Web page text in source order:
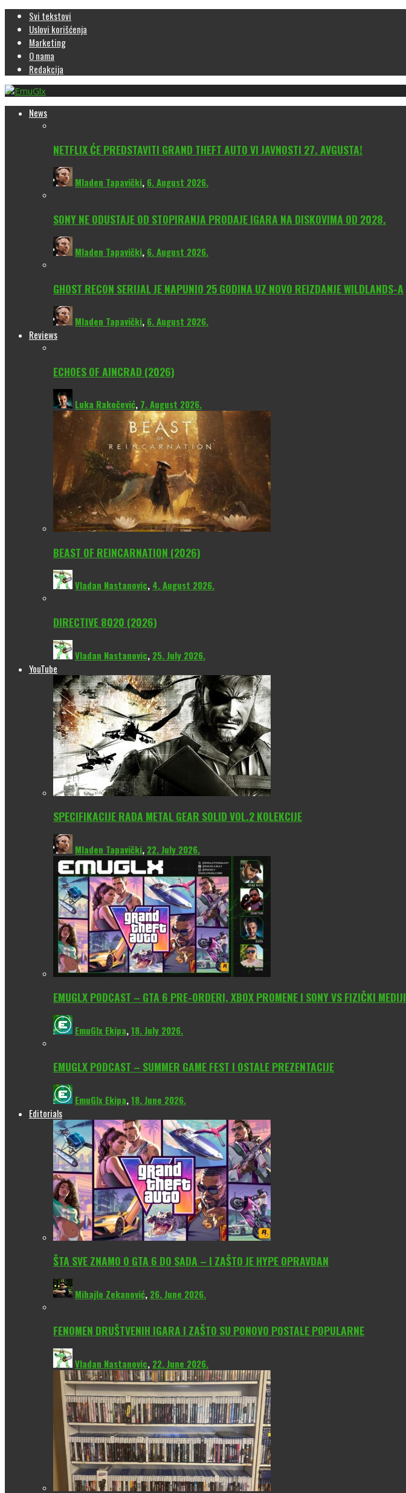
Svi tekstovi
Uslovi korišćenja
Marketing
O nama
Redakcija
News
NETFLIX ĆE PREDSTAVITI GRAND THEFT AUTO VI JAVNOSTI 27. AVGUSTA!
Mladen Tapavički, 6. August 2026.
SONY NE ODUSTAJE OD STOPIRANJA PRODAJE IGARA NA DISKOVIMA OD 2028.
Mladen Tapavički, 6. August 2026.
GHOST RECON SERIJAL JE NAPUNIO 25 GODINA UZ NOVO REIZDANJE WILDLANDS-A
Mladen Tapavički, 6. August 2026.
Reviews
ECHOES OF AINCRAD (2026)
Luka Rakočević, 7. August 2026.
BEAST OF REINCARNATION (2026)
Vladan Nastanovic, 4. August 2026.
DIRECTIVE 8020 (2026)
Vladan Nastanovic, 25. July 2026.
YouTube
SPECIFIKACIJE RADA METAL GEAR SOLID VOL.2 KOLEKCIJE
Mladen Tapavički, 22. July 2026.
EMUGLX PODCAST – GTA 6 PRE-ORDERI, XBOX PROMENE I SONY VS FIZIČKI MEDIJI
EmuGlx Ekipa,18. July 2026.
EMUGLX PODCAST – SUMMER GAME FEST I OSTALE PREZENTACIJE
EmuGlx Ekipa,18. June 2026.
Editorials
ŠTA SVE ZNAMO O GTA 6 DO SADA – I ZAŠTO JE HYPE OPRAVDAN
Mihajlo Zekanović, 26. June 2026.
FENOMEN DRUŠTVENIH IGARA I ZAŠTO SU PONOVO POSTALE POPULARNE
Vladan Nastanovic, 22. June 2026.